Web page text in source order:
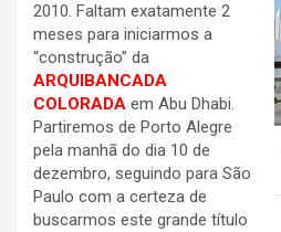
2010. Faltam exatamente 2
meses para iniciarmos a
“construção” da
ARQUIBANCADA
COLORADA em Abu Dhabi.
Partiremos de Porto Alegre
pela manhã do dia 10 de
dezembro, seguindo para São
Paulo com a certeza de
buscarmos este grande título